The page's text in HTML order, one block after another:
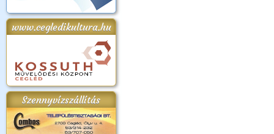
www.cegledikultura.hu
Szennyvízszállítás
2018.
Kossuth Toborzó
Ünnepély
Szent István Ünnepe
(2017. 08. 20.)